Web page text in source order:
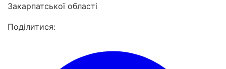
Закарпатської області
Поділитися: